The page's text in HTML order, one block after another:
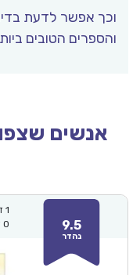
וכך אפשר לדעת
והספרים הטובים
אנשים
9.5
נהדר
1
0